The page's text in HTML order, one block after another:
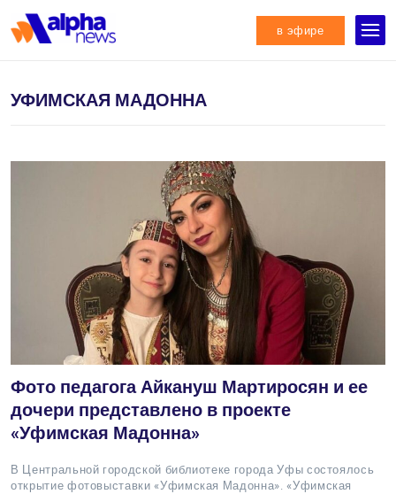
в эфире
УФИМСКАЯ МАДОННА
Фото педагога Айкануш Мартиросян и ее
дочери представлено в проекте
«Уфимская Мадонна»
В Центральной городской библиотеке города Уфы состоялось
открытие фотовыставки «Уфимская Мадонна». «Уфимская